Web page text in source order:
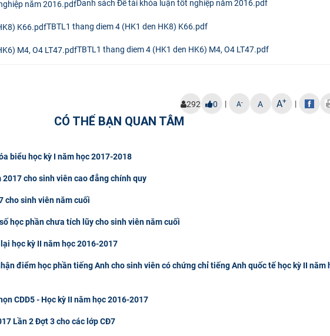
Danh sách Đề tài khóa luận tốt nghiệp năm 2016.pdf
TBTL1 thang diem 4 (HK1 den HK8) K66.pdf
TBTL1 thang diem 4 (HK1 den HK6) M4, O4 LT47.pdf
292 0 | A- A A+ |
CÓ THỂ BẠN QUAN TÂM
biểu học kỳ I năm học 2017-2018
cho sinh viên cao đẳng chính quy
cho sinh viên năm cuối
học phần chưa tích lũy cho sinh viên năm cuối
học kỳ II năm học 2016-2017
điểm học phần tiếng Anh cho sinh viên có chứng chỉ tiếng Anh quốc tế học kỳ II năm
CDD5 - Học kỳ II năm học 2016-2017
Lần 2 Đợt 3 cho các lớp CĐ7